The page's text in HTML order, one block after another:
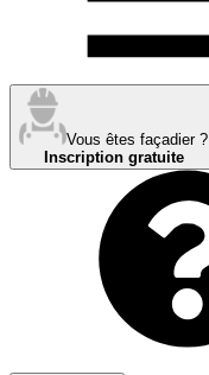
Vous êtes façadier ?
Inscription gratuite